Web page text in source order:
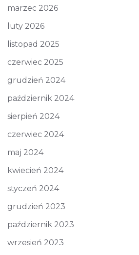
marzec 2026
luty 2026
listopad 2025
czerwiec 2025
grudzień 2024
październik 2024
sierpień 2024
czerwiec 2024
maj 2024
kwiecień 2024
styczeń 2024
grudzień 2023
październik 2023
wrzesień 2023